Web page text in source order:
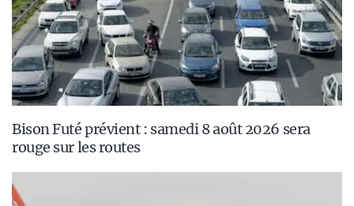
Bison Futé prévient : samedi 8 août 2026 sera
rouge sur les routes